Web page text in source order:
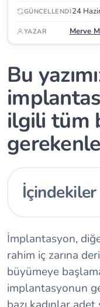
GÜNCELLENDI24
YAZAR Merve
Bu
ilgili tüm
İçindekiler
İmplantasyon,
rahim iç zarına
büyümeye
implantasyonun